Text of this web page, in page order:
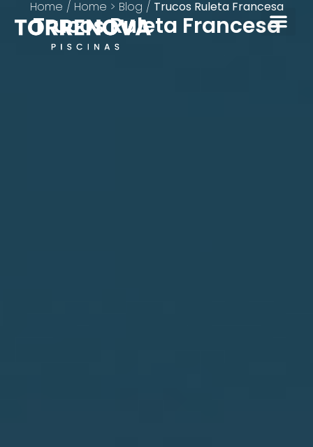
Home / Home > Blog / Trucos Ruleta Francesa
Trucos Ruleta Francesa